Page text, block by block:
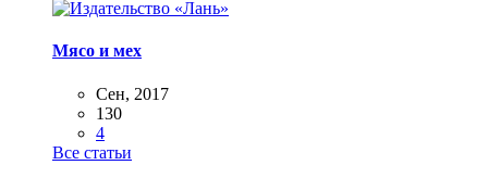
Мясо и мех
Сен, 2017
130
4
Все статьи